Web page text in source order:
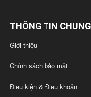
THÔNG TIN CHUNG
Giới thiệu
Chính sách bảo mật
Điều kiện & Điều khoản